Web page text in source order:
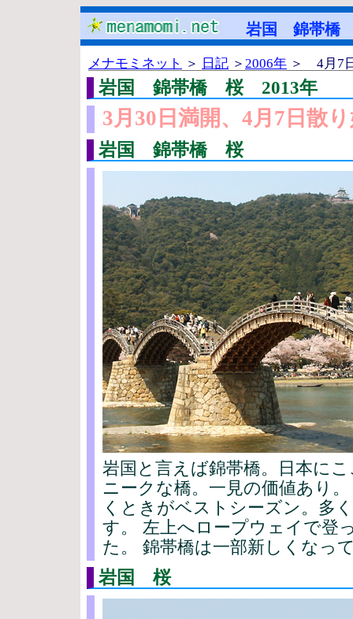
岩国 錦帯橋
メナモミネット ＞ 日記 ＞ 2006年 ＞ 4月7
岩国 錦帯橋 桜 2013年
3月30日満開、4月7日散
岩国 錦帯橋 桜
岩国と言えば錦帯橋。日本に
ニークな橋。一見の価値あり
くときがベストシーズン。多
す。 左上へロープウェイで登
た。 錦帯橋は一部新しくなっ
岩国 桜